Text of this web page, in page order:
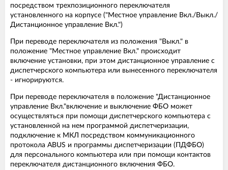
посредством трехпозиционного переключателя
установленного на корпусе ("Местное управление Вкл./Выкл./
Дистанционное управление Вкл.")
При переводе переключателя из положения "Выкл." в
положение "Местное управление Вкл." происходит
включение установки, при этом дистанционное управление с
диспетчерского компьютера или вынесенного переключателя
- игнорируются.
При переводе переключателя в положение "Дистанционное
управление Вкл."включение и выключение ФБО может
осуществляться при помощи диспетчерского компьютера с
установленной на нем программой диспетчеризации,
подключение к МКЛ посредством коммуникационного
протокола ABUS и программы диспетчеризации (ПДФБО)
для персонального компьютера или при помощи контактов
переключателя дистанционного включения ФБО.